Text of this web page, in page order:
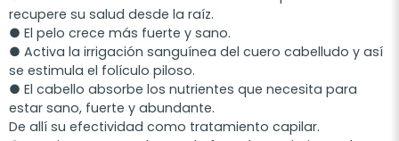
recupere su salud desde la raíz.
● El pelo crece más fuerte y sano.
● Activa la irrigación sanguínea del cuero cabelludo y así
se estimula el folículo piloso.
● El cabello absorbe los nutrientes que necesita para
estar sano, fuerte y abundante.
De allí su efectividad como tratamiento capilar.